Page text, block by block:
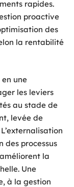
rapides.
proactive
des
la rentabilité
une
les leviers
au stade de
levée de
des processus
la
Une
à la gestion